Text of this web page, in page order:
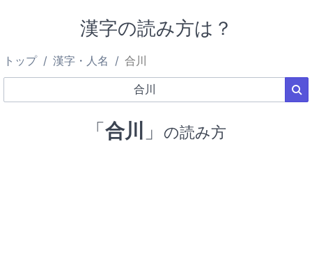
漢字の読み方は？
トップ 漢字・人名 合川
「合川 」 の読み方